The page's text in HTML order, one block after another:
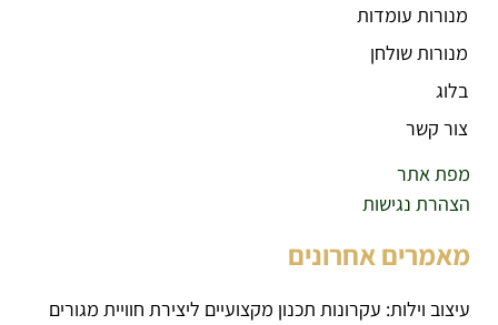
מנורות עומדות
מנורות שולחן
בלוג
צור קשר
מפת אתר
הצהרת נגישות
מאמרים אחרונים
עיצוב וילות: עקרונות תכנון מקצועיים ליצירת חוויית מגורים